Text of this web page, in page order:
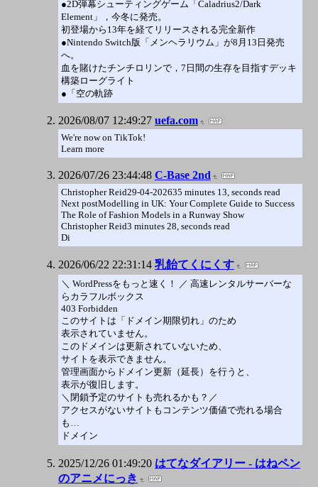
●2D弾幕シューティングゲーム「Caladrius2/Dark
Element」，今冬に発売。
初登場から13年を経てリリースされる完全新作
●Nintendo Switch版「メンヘラリウム」が8月13日発売
へ。
血を賭けたチンチロリンで，7日間の生存を目指すデッキ
構築ローグライト
●「空の軌跡
2026/08/07 12:49:27 uefa.com
We're now on TikTok!
Learn more
2026/07/26 23:44:48 C-Base 2nd
Christopher Reid29-04-202635 minutes 13, seconds read
Next postModelling in UK: Your Complete Guide to Success
The Role of Fashion Models in a Runway Show
Christopher Reid3 minutes 28, seconds read
Di
2026/06/22 22:31:14 乳飴てくにくす
＼ WordPressをもっと速く！ ／ 高速レンタルサーバーな
らカラフルボックス
403 Forbidden
このサイトは「ドメイン期限切れ」のため
表示されていません。
このドメインは更新されていないため、
サイトを表示できません。
管理画面からドメイン更新（延長）を行うと、
表示が復旧します。
＼閉鎖予定のサイトも売れるかも？／
アクセスがないサイトもコンテンツ価値で売れる場合
も…
ドメイン
2025/12/26 01:49:20 はてなダイアリー - はねペン
のアニメにっき